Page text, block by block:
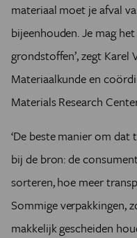
materiaal moet je afval
bijeenhouden. Je mag
grondstoffen’, zegt Karel
Materiaalkunde en
Materials Research
‘De beste manier om
bij de bron: de
sorteren, hoe meer
Sommige verpakkingen,
makkelijk gescheiden